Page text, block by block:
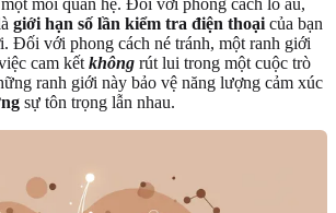
mối quan hệ. Đối với phong cách lo âu,
giới hạn số lần kiểm tra điện thoạicủa bạn
Đối với phong cách né tránh, một ranh giới
cam kếtkhông rút lui trong một cuộc trò
ranh giới này bảo vệ năng lượng cảm xúc
sự tôn trọng lẫn nhau.